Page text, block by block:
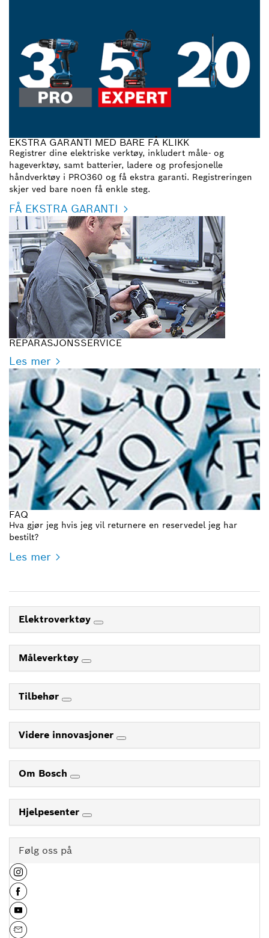
EKSTRA GARANTI MED BARE FÅ KLIKK
Registrer dine elektriske verktøy, inkludert måle- og
hageverktøy, samt batterier, ladere og profesjonelle
håndverktøy i PRO360 og få ekstra garanti. Registreringen
skjer ved bare noen få enkle steg.
FÅ EKSTRA GARANTI
REPARASJONSSERVICE
Les mer
FAQ
Hva gjør jeg hvis jeg vil returnere en reservedel jeg har
bestilt?
Les mer
Elektroverktøy
Måleverktøy
Tilbehør
Videre innovasjoner
Om Bosch
Hjelpesenter
Følg oss på